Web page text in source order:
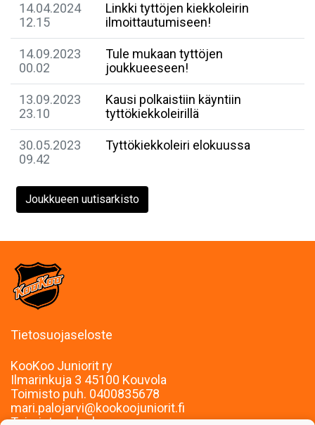
14.04.2024
12.15
Linkki tyttöjen kiekkoleirin
ilmoittautumiseen!
14.09.2023
00.02
Tule mukaan tyttöjen
joukkueeseen!
13.09.2023
23.10
Kausi polkaistiin käyntiin
tyttökiekkoleirillä
30.05.2023
09.42
Tyttökiekkoleiri elokuussa
Joukkueen uutisarkisto
Tietosuojaseloste
KooKoo Juniorit ry
Ilmarinkuja 3 45100 Kouvola
Toimisto puh. 0400835678
mari.palojarvi@kookoojuniorit.fi
Toimisto palvelee: